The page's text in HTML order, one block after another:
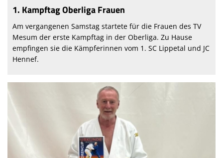
1. Kampftag Oberliga Frauen
Am vergangenen Samstag startete für die Frauen des TV
Mesum der erste Kampftag in der Oberliga. Zu Hause
empfingen sie die Kämpferinnen vom 1. SC Lippetal und JC
Hennef.